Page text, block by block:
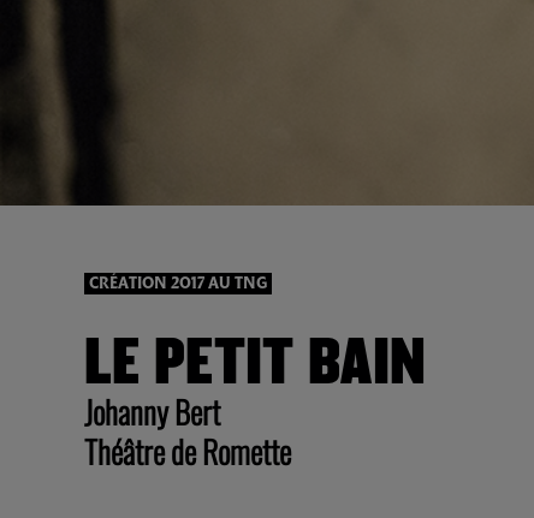
CRÉATION 2017 AU TNG
LE PETIT BAIN
Johanny Bert
Théâtre de Romette